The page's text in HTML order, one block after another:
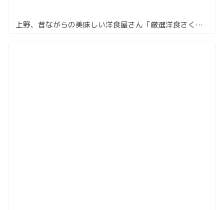
上野、昔ながらの美味しい洋食屋さん「厳選洋食さくらい」